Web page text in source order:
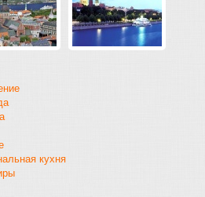
кухня